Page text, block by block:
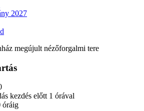
2027
kezdés előtt 1 órával
óráig